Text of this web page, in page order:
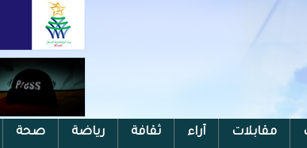
مقابلات آراء ثقافة رياضة صحة